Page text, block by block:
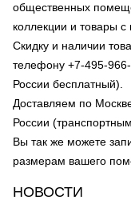
общественных
коллекции и товары
Скидку и наличии
телефону +7-495-
России бесплатный).
Доставляем по
России
Вы так же можете
размерам вашего
НОВОСТИ